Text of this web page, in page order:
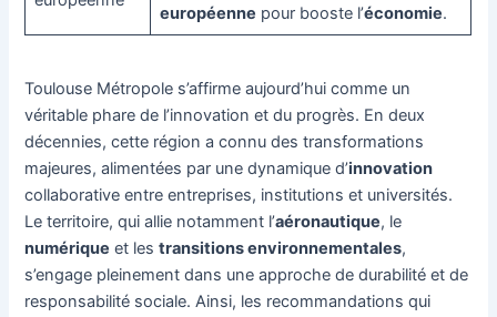
européenne pour booste l’économie.
Toulouse Métropole s’affirme aujourd’hui comme un
véritable phare de l’innovation et du progrès. En deux
décennies, cette région a connu des transformations
majeures, alimentées par une dynamique d’innovation
collaborative entre entreprises, institutions et universités.
Le territoire, qui allie notamment l’aéronautique, le
numérique et lestransitions environnementales,
s’engage pleinement dans une approche de durabilité et de
responsabilité sociale. Ainsi, les recommandations qui